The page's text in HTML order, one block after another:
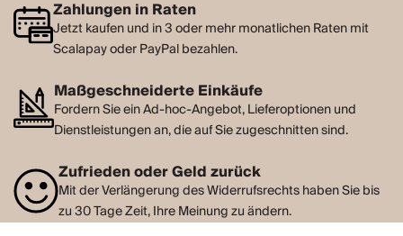
Zahlungen in Raten
Jetzt kaufen und in 3 oder mehr monatlichen Raten mit
Scalapay oder PayPal bezahlen.
Maßgeschneiderte Einkäufe
Fordern Sie ein Ad-hoc-Angebot, Lieferoptionen und
Dienstleistungen an, die auf Sie zugeschnitten sind.
Zufrieden oder Geld zurück
Mit der Verlängerung des Widerrufsrechts haben Sie bis
zu 30 Tage Zeit, Ihre Meinung zu ändern.